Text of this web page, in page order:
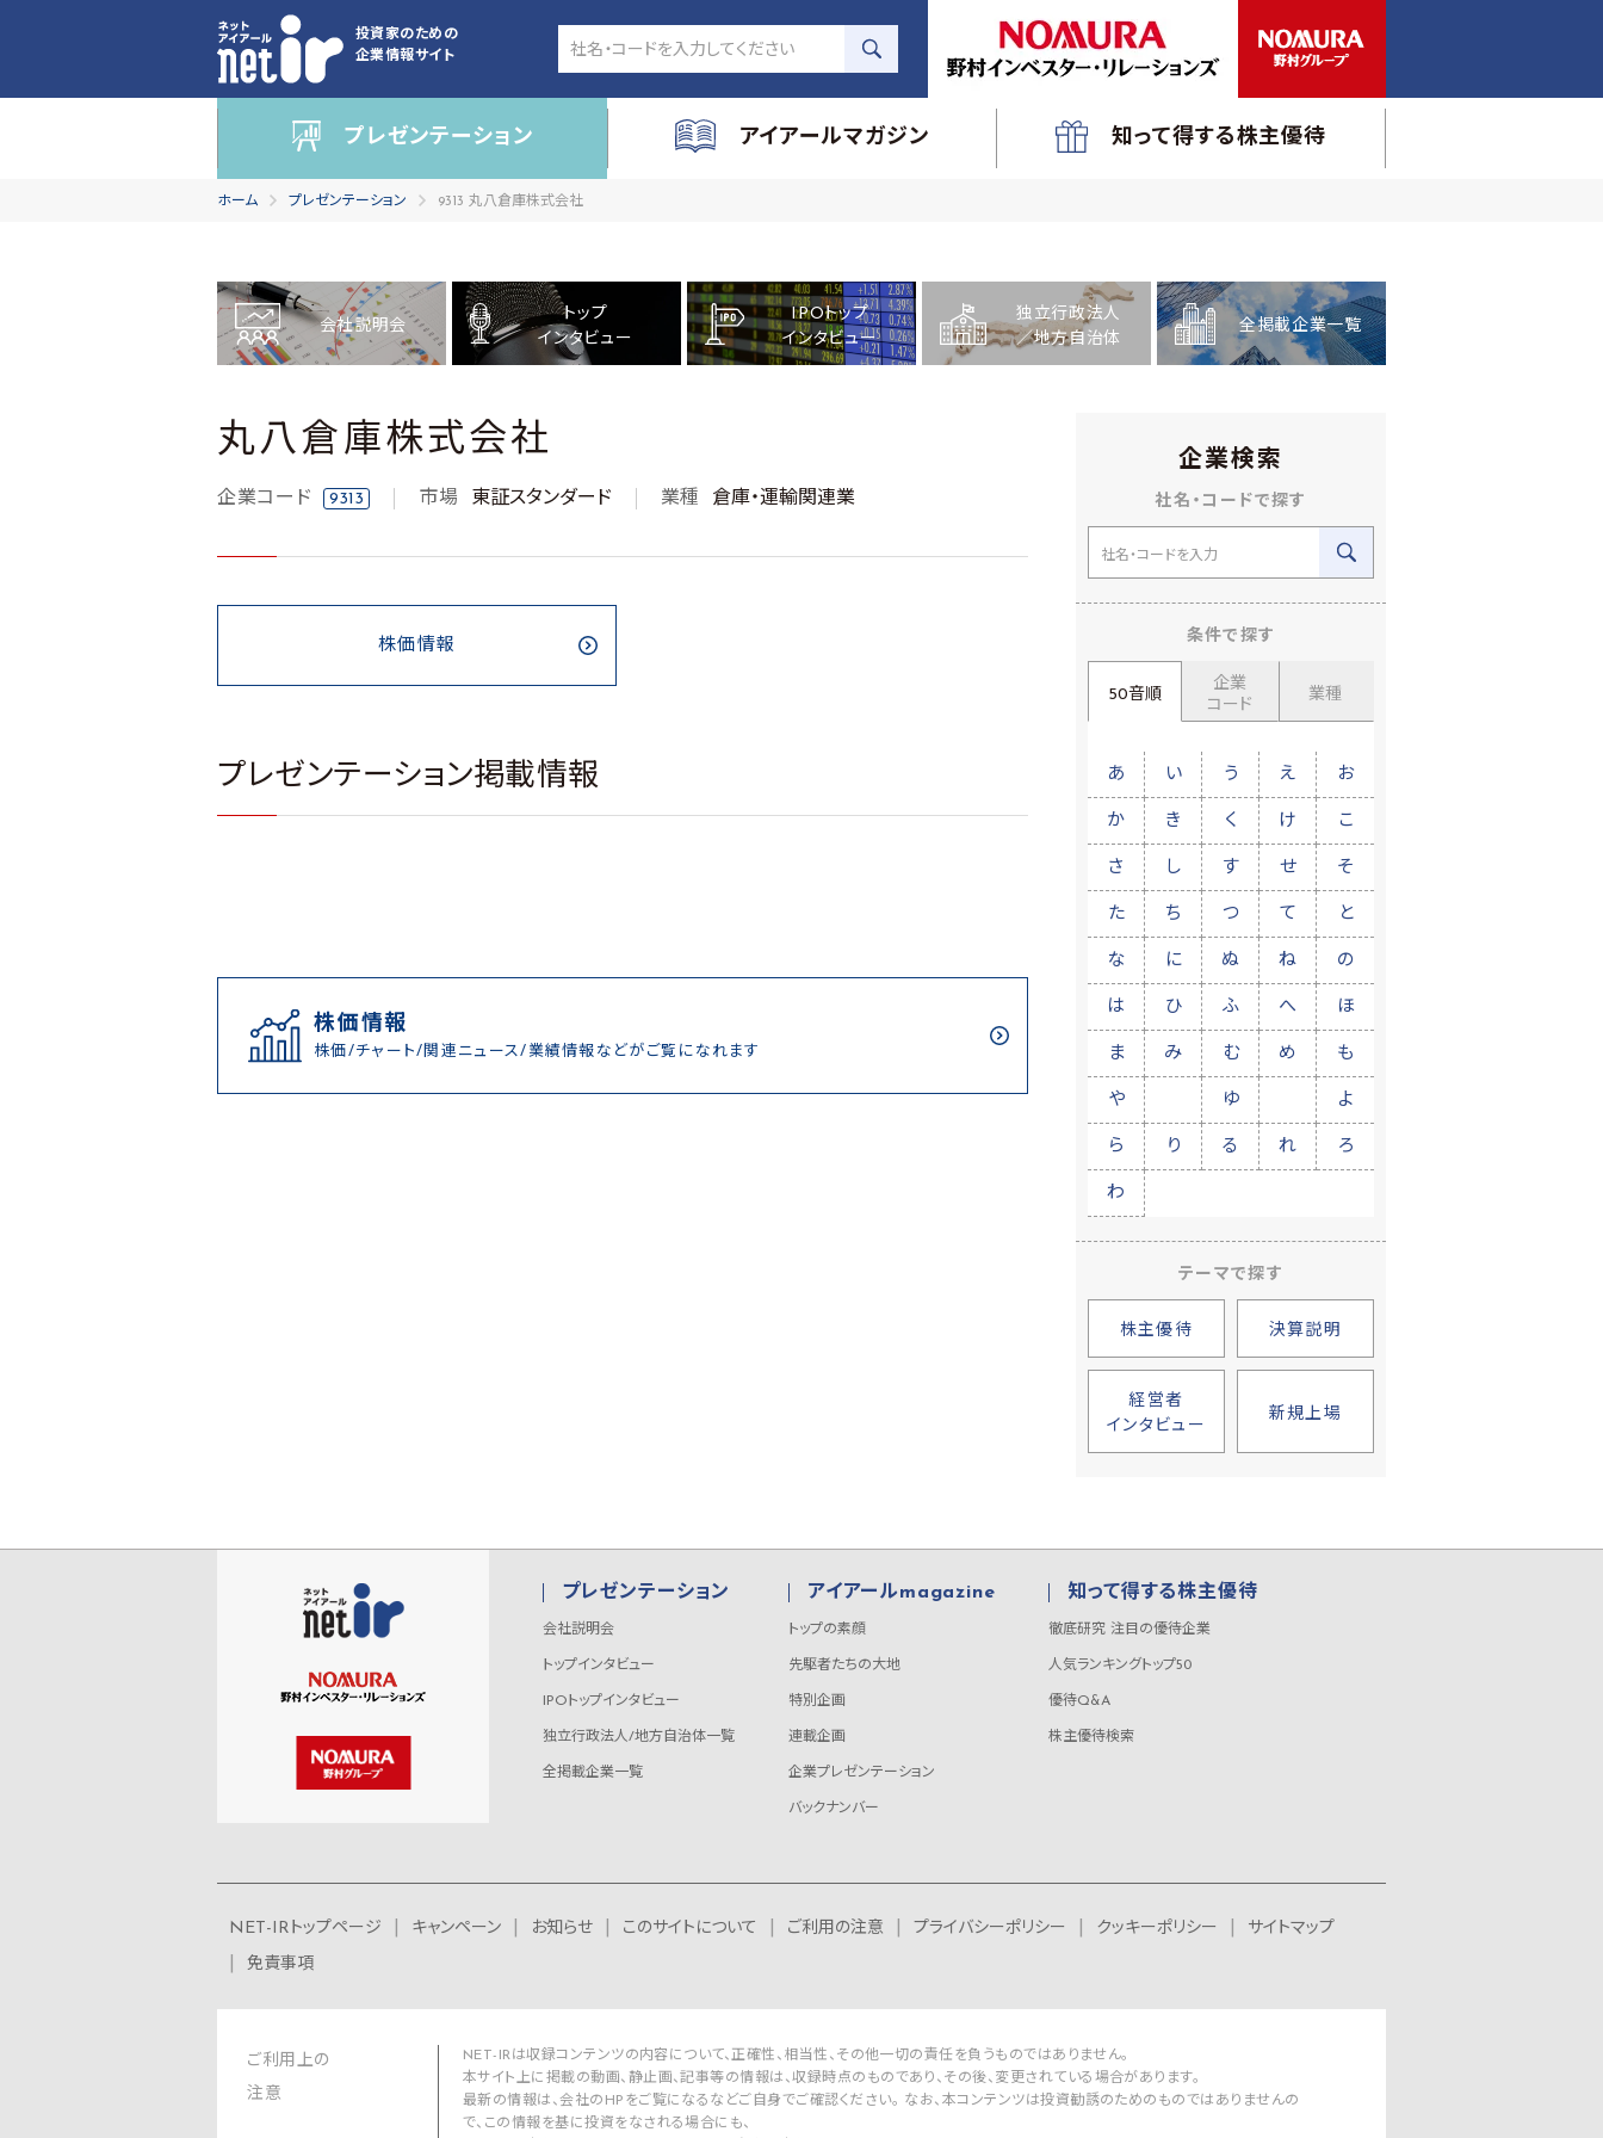
投資家のための
企業情報サイト
プレゼンテーション アイアールマガジン 知って得する株主優待
ホーム プレゼンテーション 9313 丸八倉庫株式会社
会社説明会
トップ
インタビュー
IPOトップ
インタビュー
独立行政法人
／地方自治体
全掲載企業一覧
丸八倉庫株式会社
企業コード 9313 市場 東証スタンダード 業種 倉庫・運輸関連業
株価情報
プレゼンテーション掲載情報
株価情報
株価/チャート/関連ニュース/業績情報などがご覧になれます
企業検索
社名・コードで探す
条件で探す
50音順
企業
コード
業種
あ い う え お
か き く け こ
さ し す せ そ
た ち つ て と
な に ぬ ね の
は ひ ふ へ ほ
ま み む め も
や ゆ よ
ら り る れ ろ
わ
テーマで探す
株主優待 決算説明
経営者
インタビュー
新規上場
プレゼンテーション
会社説明会
トップインタビュー
IPOトップインタビュー
独立行政法人/地方自治体一覧
全掲載企業一覧
アイアールmagazine
トップの素顔
先駆者たちの大地
特別企画
連載企画
企業プレゼンテーション
バックナンバー
知って得する株主優待
徹底研究 注目の優待企業
人気ランキングトップ50
優待Q&A
株主優待検索
NET-IRトップページ キャンペーン お知らせ このサイトについて ご利用の注意 プライバシーポリシー クッキーポリシー
サイトマップ
免責事項
ご利用上の
注意
NET-IRは収録コンテンツの内容について、正確性、相当性、その他一切の責任を負うものではありません。
本サイト上に掲載の動画、静止画、記事等の情報は、収録時点のものであり、その後、変更されている場合があります。
最新の情報は、会社のHPをご覧になるなどご自身でご確認ください。 なお、本コンテンツは投資勧誘のためのものではありませんの
で、この情報を基に投資をなされる場合にも、